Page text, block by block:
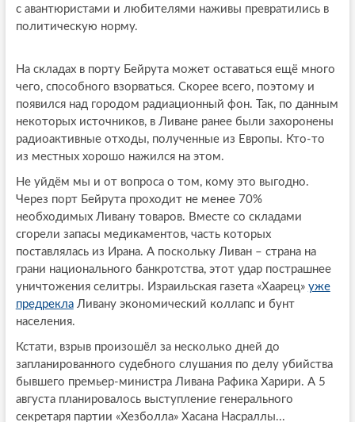
с авантюристами и любителями наживы превратились в
политическую норму.
На складах в порту Бейрута может оставаться ещё много
чего, способного взорваться. Скорее всего, поэтому и
появился над городом радиационный фон. Так, по данным
некоторых источников, в Ливане ранее были захоронены
радиоактивные отходы, полученные из Европы. Кто-то
из местных хорошо нажился на этом.
Не уйдём мы и от вопроса о том, кому это выгодно.
Через порт Бейрута проходит не менее 70%
необходимых Ливану товаров. Вместе со складами
сгорели запасы медикаментов, часть которых
поставлялась из Ирана. А поскольку Ливан – страна на
грани национального банкротства, этот удар пострашнее
уничтожения селитры. Израильская газета «Хаарец» уже
предреклаЛивану экономический коллапс и бунт
населения.
Кстати, взрыв произошёл за несколько дней до
запланированного судебного слушания по делу убийства
бывшего премьер-министра Ливана Рафика Харири. А 5
августа планировалось выступление генерального
секретаря партии «Хезболла» Хасана Насраллы...